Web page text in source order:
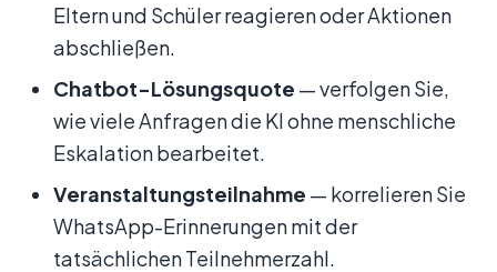
Eltern und Schüler reagieren oder Aktionen
abschließen.
Chatbot-Lösungsquote — verfolgen Sie,
wie viele Anfragen die KI ohne menschliche
Eskalation bearbeitet.
Veranstaltungsteilnahme — korrelieren Sie
WhatsApp-Erinnerungen mit der
tatsächlichen Teilnehmerzahl.